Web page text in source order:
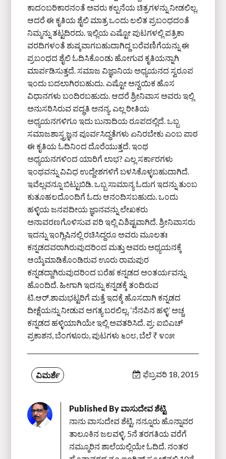
ಕಾದಂಬರಿಕಾರನಂತೆ ಅವರು ಕಲ್ಪನೆಯ ಚಿತ್ರಗಳನ್ನು ನೀಡಲಿಲ್ಲ.
ಆದರೆ ಈ ಕೃತಿಯ ಶೈಲಿ ಮಾತ್ರ ಒಂದು ಲಲಿತ ಪ್ರಬಂಧದಂತೆ
ನಿಮ್ಮನ್ನು ತಟ್ಟದಿರದು. ಇಲ್ಲಿಯ ಎಷ್ಟೋ ಪುಟಗಳಲ್ಲಿ ಪತ್ರಿಕಾ
ವರದಿಗಳಂತೆ ಶುಷ್ಕವಾಗಬಹುದಾಗಿದ್ದ ಬರೆವಣಿಗೆಯನ್ನು ಈ
ಪ್ರಬಂಧದ ಶೈಲಿ ಓದಿಸಿಕೊಂಡು ಹೋಗುವ ಕೃತಿಯನ್ನಾಗಿ
ಮಾರ್ಪಡಿಸುತ್ತದೆ. ಸಮಾಜ ವಿಜ್ಞಾನಿಯ ಅಧ್ಯಯನದ ಸ್ವರೂಪ
ಇಂದು ಬದಲಾಗಿರಬಹುದು. ಎಷ್ಟೋ ಅನ್ವಯಿಕ ಹೊಸ
ವಿಧಾನಗಳು ಬಂದಿರಬಹುದು. ಆದರೆ ಶ್ರೀನಿವಾಸ ಅವರು ಇಲ್ಲಿ
ಅನುಸರಿಸಿರುವ ಪದ್ಧತಿ ಅನನ್ಯ. ಎಲ್ಲ ರೀತಿಯ
ಅಧ್ಯಯನಗಳಿಗೂ ಇದು ಬುನಾದಿಯ ರೂಪದಲ್ಲಿದೆ. ಒಬ್ಬ
ಸಮಾಜಶಾಸ್ತ್ರಜ್ಞನ ಪೂರ್ವಸಿದ್ಧತೆಗಳು ಏನಿರಬೇಕು ಎಂಬ ಪಾಠ
ಈ ಕೃತಿಯ ಓದಿನಿಂದ ದೊರೆಯುತ್ತದೆ. ಇಂಥ
ಅಧ್ಯಯನಗಳಿಂದ ಯಾರಿಗೆ ಲಾಭ? ಎಲ್ಲ ಸರ್ಕಾರಗಳು
ಇಂಥವನ್ನು ವಿವಿಧ ಉದ್ದೇಶಗಳಿಗೆ ಬಳಸಿಕೊಳ್ಳಬಹುದಾಗಿದೆ.
ಇವೆಲ್ಲವನ್ನೂ ಬಿಟ್ಟುಬಿಡಿ. ಒಬ್ಬ ಸಾಮಾನ್ಯ ಓದುಗ ಇದನ್ನು ತುಂಬ
ಕುತೂಹಲದೊಂದಿಗೆ ಓದು ಆನಂದಿಸಬಹುದು. ಒಂದು
ಹಳ್ಳಿಯ ಜನಪದೀಯ ಜ್ಞಾನವನ್ನು ಲೇಖಕರು
ಅನಾವರಣಗೊಳಿಸುವ ಪರಿ ಇಲ್ಲಿ ವಿಶಿಷ್ಟವಾಗಿದೆ. ಶ್ರೀನಿವಾಸರು
ಇದನ್ನು ಇಂಗ್ಲಿಷಿನಲ್ಲಿ ರಚಿಸಿದ್ದರೂ ಅವರು ಮೂಲತಃ
ಕನ್ನಡದವರಾಗಿರುವುದರಿಂದ ಮತ್ತು ಅವರು ಅಧ್ಯಯನಕ್ಕೆ
ಆಯ್ಕೆಮಾಡಿಕೊಂಡಿರುವ ಊರು ರಾಮಪುರ
ಕನ್ನಡದ್ದಾಗಿರುವುದರಿಂದ ಬರೆಹ ಕನ್ನಡದ ಅಂತರ್ಯವನ್ನು
ಹೊಂದಿದೆ. ಹೀಗಾಗಿ ಇದನ್ನು ಕನ್ನಡಕ್ಕೆ ತಂದಿರುವ
ಟಿ.ಆರ್.ಶಾಮಭಟ್ಟರಿಗೆ ಮತ್ತೆ ಇದಕ್ಕೆ ಹೊಸದಾಗಿ ಕನ್ನಡದ
ದೀಕ್ಷೆಯನ್ನು ನೀಡುವ ಅಗತ್ಯ ಬರಲಿಲ್ಲ. ‘ನೆನಪಿನ ಹಳ್ಳಿ’ ಅಚ್ಚ
ಕನ್ನಡದ ಹಳ್ಳಿಯಾಗಿಯೇ ಇಲ್ಲಿ ಅವತರಿಸಿದೆ. ಪ್ರ: ಐಬಿಎಚ್
ಪ್ರಕಾಶನ, ಬೆಂಗಳೂರು, ಪುಟಗಳು ೬೦೮, ಬೆಲೆ ₹ ೪೦೫
ವಿಮರ್ಶೆ ಫೆಬ್ರವರಿ 18, 2015
Published By ವಾಸುದೇವ ಶೆಟ್ಟಿ
ನಾನು ವಾಸುದೇವ ಶೆಟ್ಟಿ. ನನ್ನೂರು ಹೊನ್ನಾವರ
ತಾಲೂಕಿನ ಜಲವಳ್ಳಿ. 5ನೆ ತರಗತಿಯ ವರೆಗೆ
ನಮ್ಮೂರಿನ ಶಾಲೆಯಲ್ಲಿಯೇ ಓದಿದೆ. ನಂತರ